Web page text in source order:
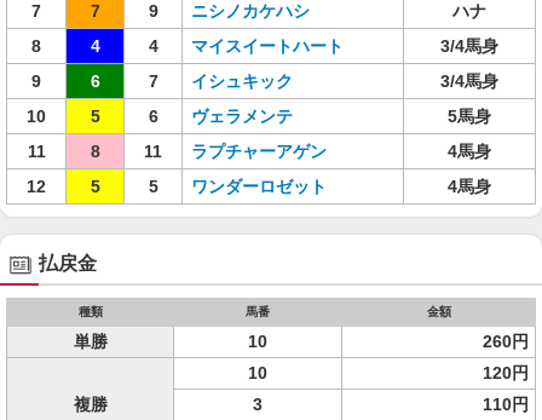
7
7 9 ニシノカケハシ
ハナ
8
4 4 マイスイートハート
3/4馬身
9
6 7 イシュキック
3/4馬身
10
5 6 ヴェラメンテ
5馬身
11
8 11 ラプチャーアゲン
4馬身
12
5 5 ワンダーロゼット 4馬身
払戻金
種類 馬番 金額
単勝 10 260円
複勝
10
120円
3
110円